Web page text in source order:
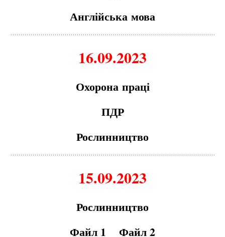
Англійська мова
16.09.2023
Охоронапраці
ПДР
Рослинництво
15.09.2023
Рослинництво
Файл 1
Файл 2